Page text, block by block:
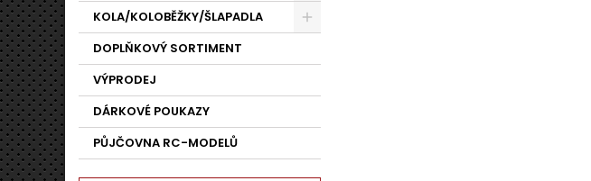
KOLA/KOLOBĚŽKY/ŠLAPADLA
DOPLŇKOVÝ SORTIMENT
VÝPRODEJ
DÁRKOVÉ POUKAZY
PŮJČOVNA RC-MODELŮ